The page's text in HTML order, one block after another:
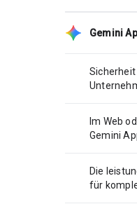
Gemini
Im Web
Gemini
Die
für